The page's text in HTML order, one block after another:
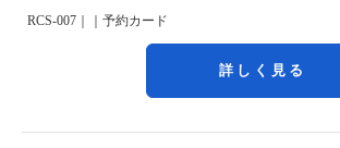
RCS-007｜｜予約カード
詳しく見る